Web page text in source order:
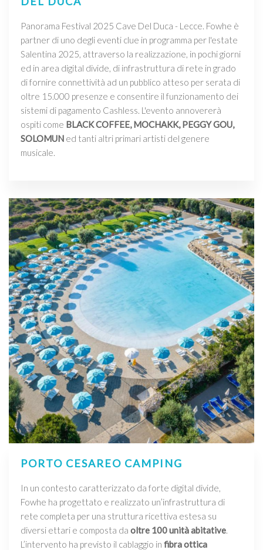
Panorama Festival 2025 Cave Del Duca - Lecce. Fowhe è
partner di uno degli eventi clue in programma per l'estate
Salentina 2025, attraverso la realizzazione, in pochi giorni
ed in area digital divide, di infrastruttura di rete in grado
di fornire connettività ad un pubblico atteso per serata di
oltre 15.000 presenze e consentire il funzionamento dei
sistemi di pagamento Cashless. L'evento annovererà
ospiti come BLACK COFFEE, MOCHAKK, PEGGY GOU,
SOLOMUN ed tanti altri primari artisti del genere
musicale.
PORTO CESAREO CAMPING
In un contesto caratterizzato da forte digital divide,
Fowhe ha progettato e realizzato un’infrastruttura di
rete completa per una struttura ricettiva estesa su
diversi ettari e composta da oltre 100 unità abitative.
L’intervento ha previsto il cablaggio in fibra ottica